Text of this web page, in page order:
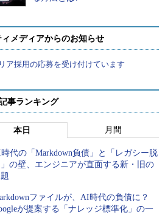
メディアからのお知らせ
ア採用の応募を受け付けています
事ランキング
本日 月間
代の「Markdown負債」と「レガシー脱
の壁、エンジニアが直面する新・旧の
ファイルが、AI時代の負債に？
が提案する「ナレッジ標準化」の一